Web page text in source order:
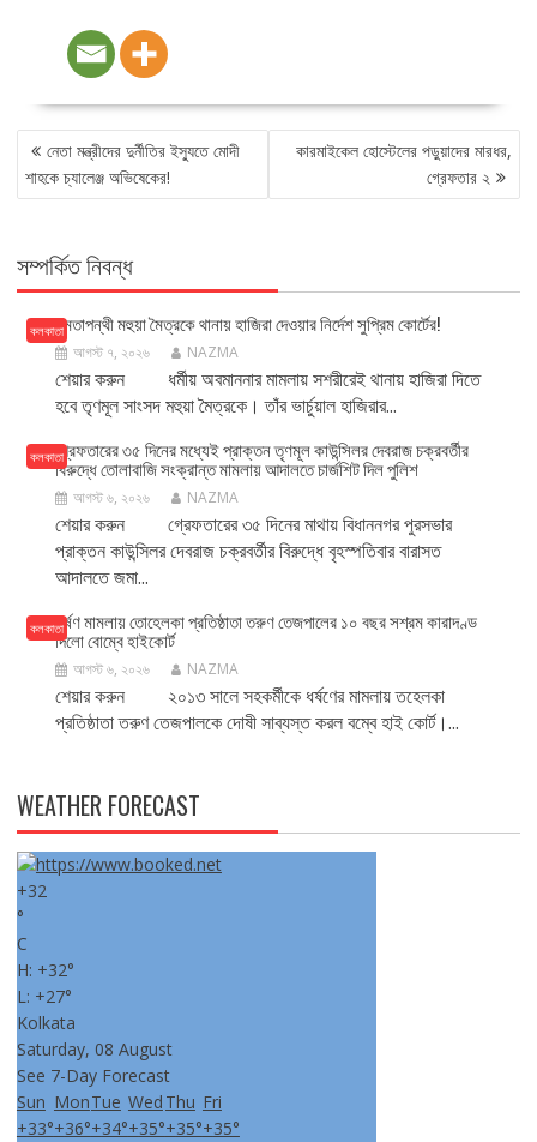
POST
NAVIGATION
নেতা মন্ত্রীদের দুর্নীতির ইস্যুতে মোদী
শাহকে চ্যালেঞ্জ অভিষেকের!
কারমাইকেল হোস্টেলের পড়ুয়াদের মারধর,
গ্রেফতার ২
সম্পর্কিত নিবন্ধ
কলকাতামমতাপন্থী মহুয়া মৈত্রকে থানায় হাজিরা দেওয়ার নির্দেশ সুপ্রিম কোর্টের!
আগস্ট ৭, ২০২৬ NAZMA
শেয়ার করুন ধর্মীয় অবমাননার মামলায় সশরীরেই থানায় হাজিরা দিতে
হবে তৃণমূল সাংসদ মহুয়া মৈত্রকে। তাঁর ভার্চুয়াল হাজিরার...
কলকাতাগ্রেফতারের ৩৫ দিনের মধ্যেই প্রাক্তন তৃণমূল কাউন্সিলর দেবরাজ চক্রবর্তীর
বিরুদ্ধে তোলাবাজি সংক্রান্ত মামলায় আদালতে চার্জশিট দিল পুলিশ
আগস্ট ৬, ২০২৬ NAZMA
শেয়ার করুন গ্রেফতারের ৩৫ দিনের মাথায় বিধাননগর পুরসভার
প্রাক্তন কাউন্সিলর দেবরাজ চক্রবর্তীর বিরুদ্ধে বৃহস্পতিবার বারাসত
আদালতে জমা...
কলকাতাধর্ষণ মামলায় তোহেলকা প্রতিষ্ঠাতা তরুণ তেজপালের ১০ বছর সশ্রম কারাদণ্ড
দিলো বোম্বে হাইকোর্ট
আগস্ট ৬, ২০২৬ NAZMA
শেয়ার করুন ২০১৩ সালে সহকর্মীকে ধর্ষণের মামলায় তহেলকা
প্রতিষ্ঠাতা তরুণ তেজপালকে দোষী সাব্যস্ত করল বম্বে হাই কোর্ট।...
WEATHER FORECAST
+32
°
C
H: +32°
L: +27°
Kolkata
Saturday, 08 August
See 7-Day Forecast
Sun MonTue Wed Thu Fri
+33°+36°+34°+35°+35°+35°